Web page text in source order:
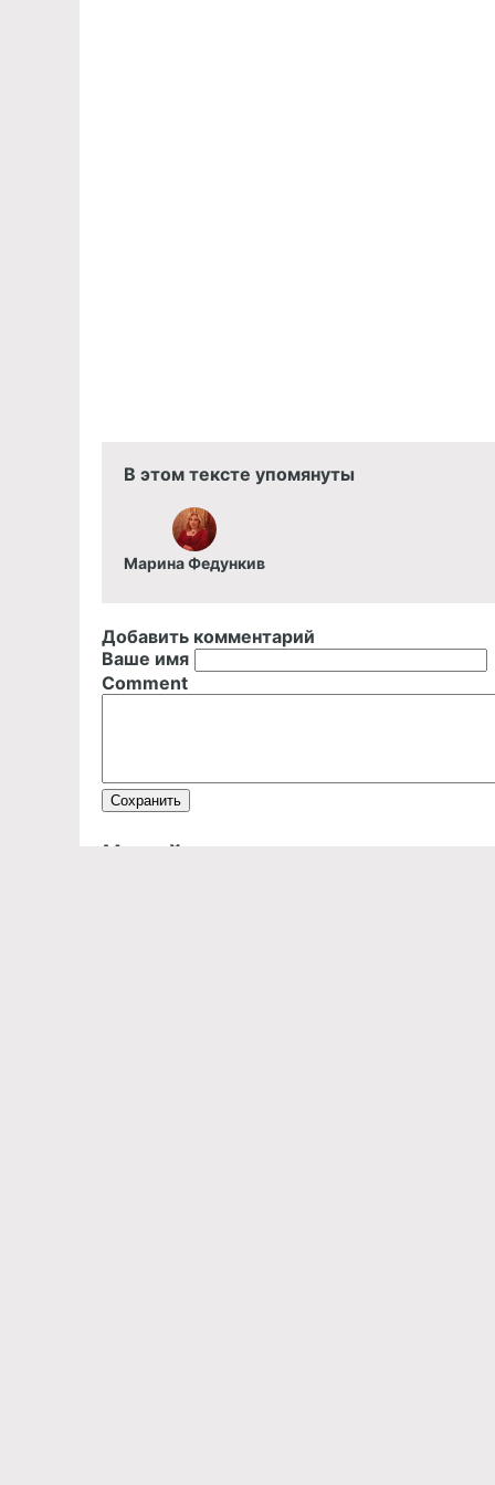
В этом тексте упомянуты
Марина Федункив
Добавить комментарий
Ваше имя
Comment
Читайте также